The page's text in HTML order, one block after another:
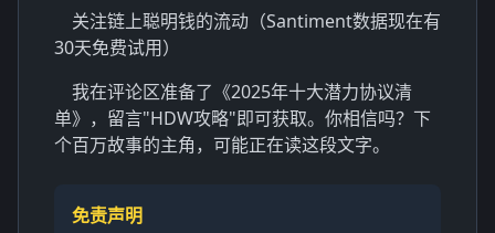
关注链上聪明钱的流动（Santiment数据现在有
30天免费试用）
我在评论区准备了《2025年十大潜力协议清
单》，留言"HDW攻略"即可获取。你相信吗？下
个百万故事的主角，可能正在读这段文字。
免责声明